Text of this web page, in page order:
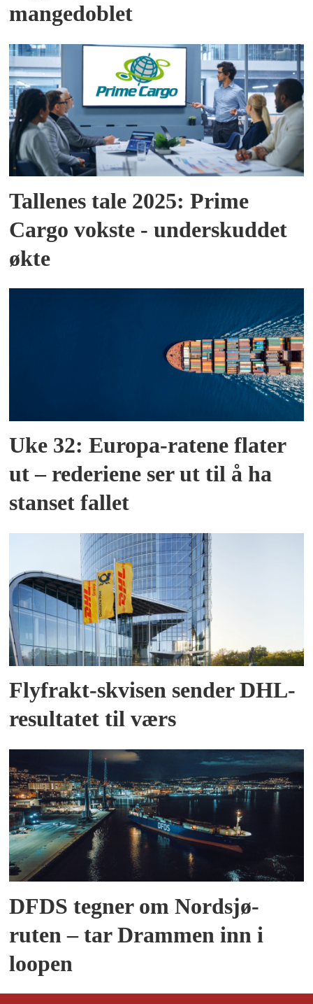
mangedoblet
Tallenes tale 2025: Prime
Cargo vokste - underskuddet
økte
Uke 32: Europa-ratene flater
ut – rederiene ser ut til å ha
stanset fallet
Flyfrakt-skvisen sender DHL-
resultatet til værs
DFDS tegner om Nordsjø-
ruten – tar Drammen inn i
loopen